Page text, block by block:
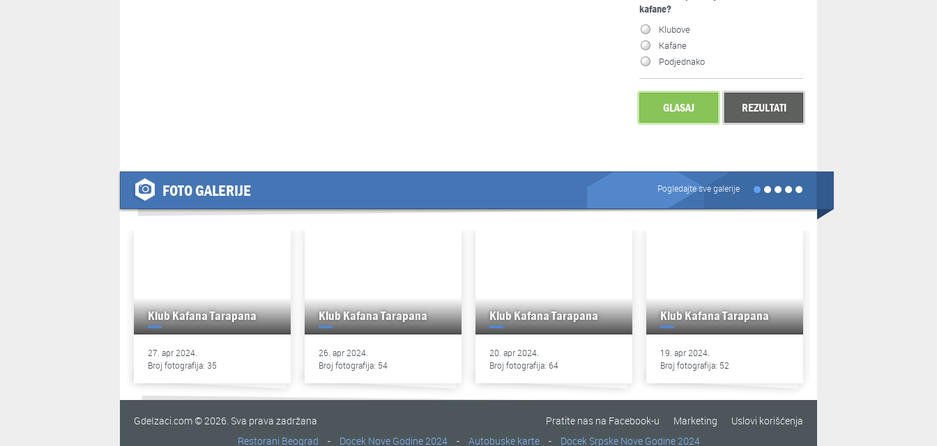
kafane?
Klubove
Kafane
Podjednako
GLASAJ REZULTATI
FOTO GALERIJE Pogledajte sve galerije
Klub Kafana Tarapana
27. apr 2024.
Broj fotografija: 35
Klub Kafana Tarapana
26. apr 2024.
Broj fotografija: 54
Klub Kafana Tarapana
20. apr 2024.
Broj fotografija: 64
Klub Kafana Tarapana
19. apr 2024.
Broj fotografija: 52
GdeIzaci.com © 2026. Sva prava zadržana Uslovi korišćenja
Marketing
Pratite nas na Facebook-u
Restorani Beograd
- Docek Nove Godine 2024 - Autobuske karte - Docek Srpske Nove Godine 2024